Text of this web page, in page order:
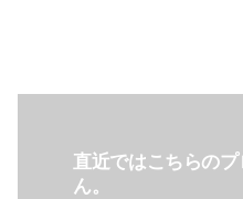
直近ではこちらの
ん。